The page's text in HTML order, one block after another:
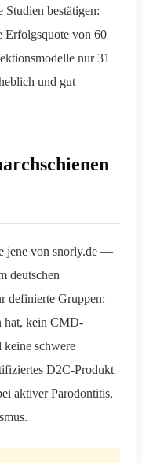
bestätigen:
Erfolgsquote von 60
nur 31
und gut
jene von snorly.de —
deutschen
definierte Gruppen:
hat, kein CMD-
keine schwere
D2C-Produkt
aktiver Parodontitis,